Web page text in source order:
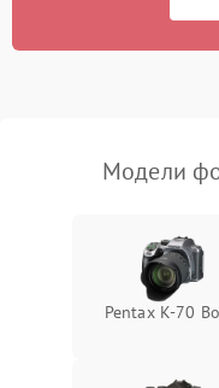
Модели
Pentax K-70